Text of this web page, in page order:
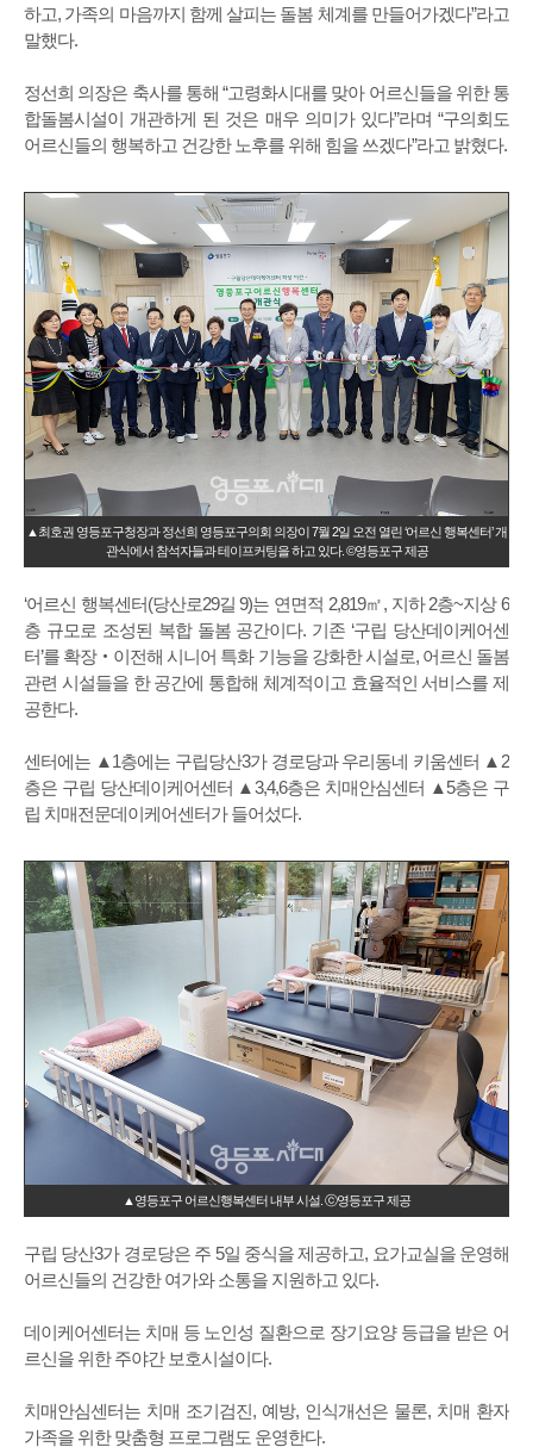
하고, 가족의 마음까지 함께 살피는 돌봄 체계를 만들어가겠다”라고
말했다.
정선희 의장은 축사를 통해 “고령화시대를 맞아 어르신들을 위한 통
합돌봄시설이 개관하게 된 것은 매우 의미가 있다”라며 “구의회도
어르신들의 행복하고 건강한 노후를 위해 힘을 쓰겠다”라고 밝혔다.
▲최호권 영등포구청장과 정선희 영등포구의회 의장이 7월 2일 오전 열린 ‘어르신 행복센터’ 개
관식에서 참석자들과 테이프커팅을 하고 있다. ©영등포구 제공
‘어르신 행복센터(당산로29길 9)는 연면적 2,819㎡, 지하 2층~지상 6
층 규모로 조성된 복합 돌봄 공간이다. 기존 ‘구립 당산데이케어센
터’를 확장‧이전해 시니어 특화 기능을 강화한 시설로, 어르신 돌봄
관련 시설들을 한 공간에 통합해 체계적이고 효율적인 서비스를 제
공한다.
센터에는 ▲1층에는 구립당산3가 경로당과 우리동네 키움센터 ▲2
층은 구립 당산데이케어센터 ▲3,4,6층은 치매안심센터 ▲5층은 구
립 치매전문데이케어센터가 들어섰다.
▲영등포구 어르신행복센터 내부 시설. ⓒ영등포구 제공
구립 당산3가 경로당은 주 5일 중식을 제공하고, 요가교실을 운영해
어르신들의 건강한 여가와 소통을 지원하고 있다.
데이케어센터는 치매 등 노인성 질환으로 장기요양 등급을 받은 어
르신을 위한 주야간 보호시설이다.
치매안심센터는 치매 조기검진, 예방, 인식개선은 물론, 치매 환자
가족을 위한 맞춤형 프로그램도 운영한다.